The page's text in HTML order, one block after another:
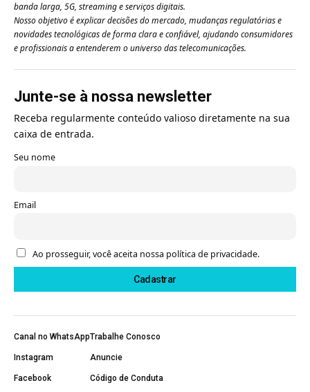
banda larga, 5G, streaming e serviços digitais.
Nosso objetivo é explicar decisões do mercado, mudanças regulatórias e
novidades tecnológicas de forma clara e confiável, ajudando consumidores
e profissionais a entenderem o universo das telecomunicações.
Junte-se à nossa newsletter
Receba regularmente conteúdo valioso diretamente na sua
caixa de entrada.
Seu nome
Email
Ao prosseguir, você aceita nossa política de privacidade.
Canal no WhatsApp
Instagram
Facebook
Trabalhe Conosco
Anuncie
Código de Conduta